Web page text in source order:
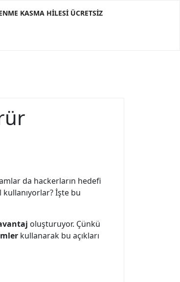
KASMA HILESI ÜCRETSIZ
da hackerların hedefi
kullanıyorlar? İşte bu
oluşturuyor. Çünkü
kullanarak bu açıkları